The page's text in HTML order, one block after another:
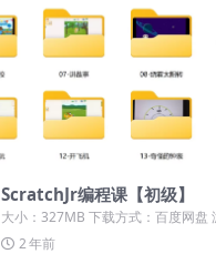
ScratchJr编程课【初级】
大小：327MB 下载方式：百度网盘
录即可直接下载
2 年前